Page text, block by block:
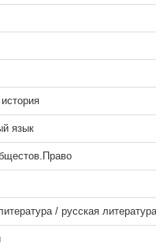
язык
/ русская литература